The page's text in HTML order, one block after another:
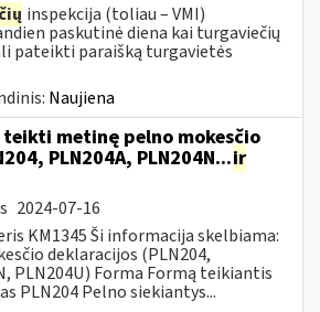
inspekcija (toliau – VMI)
paskutinė diena kai turgaviečių
pateikti paraišką turgavietės
Naujiena
metinę pelno mokesčio
PLN204A, PLN204N...ir
2024-07-16
KM1345 Ši informacija skelbiama:
deklaracijos (PLN204,
PLN204U) Forma Formą teikiantis
PLN204 Pelno siekiantys...